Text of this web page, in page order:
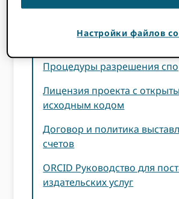
Рекомендации по бренду
Процедуры разрешения
Лицензия проекта с
исходным кодом
Договор и политика
счетов
ORCID Руководство для
издательских услуг
Настройки файлов